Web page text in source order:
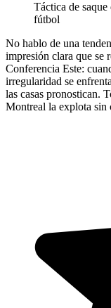
Táctica de
fútbol
No hablo de una
impresión clara que se
Conferencia Este:
irregularidad se
las casas pronostican.
Montreal la explota sin